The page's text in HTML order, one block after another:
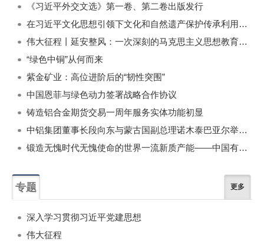
《习近平外交文选》第一卷、第二卷出版发行
在习近平文化思想引领下文化和自然遗产保护传承利用工作开创新局面
伟大征程丨延安整风：一次深刻的马克思主义思想教育运动
“绿色中铜”从何而来
紫金矿业：高位进阶后的“韧性突围”
中国恩菲与绿色动力签署战略合作协议
铸造铝合金期货交易一周年服务实体功能初显
中铝集团董事长段向东与蒙古国副总理诺木泰巴亚尔举行会谈
锻造无愧时代无愧使命的世界一流新质产能——中国有色金属工业的战略应对与破局之道（二）
专题 更多
深入学习贯彻习近平党建思想
伟大征程